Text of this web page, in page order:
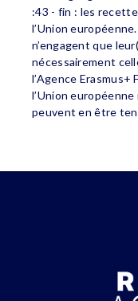
:43 - fin : les
l’Union
n’engagent que
nécessairement
l’Agence Erasmus+
l’Union
peuvent en être